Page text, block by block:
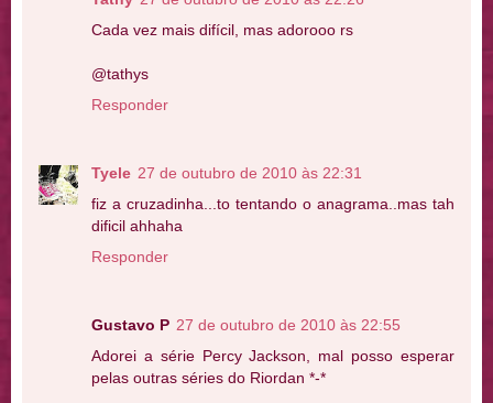
Cada vez mais difícil, mas adorooo rs
@tathys
Responder
Tyele 27 de outubro de 2010 às 22:31
fiz a cruzadinha...to tentando o anagrama..mas tah
dificil ahhaha
Responder
Gustavo P 27 de outubro de 2010 às 22:55
Adorei a série Percy Jackson, mal posso esperar
pelas outras séries do Riordan *-*